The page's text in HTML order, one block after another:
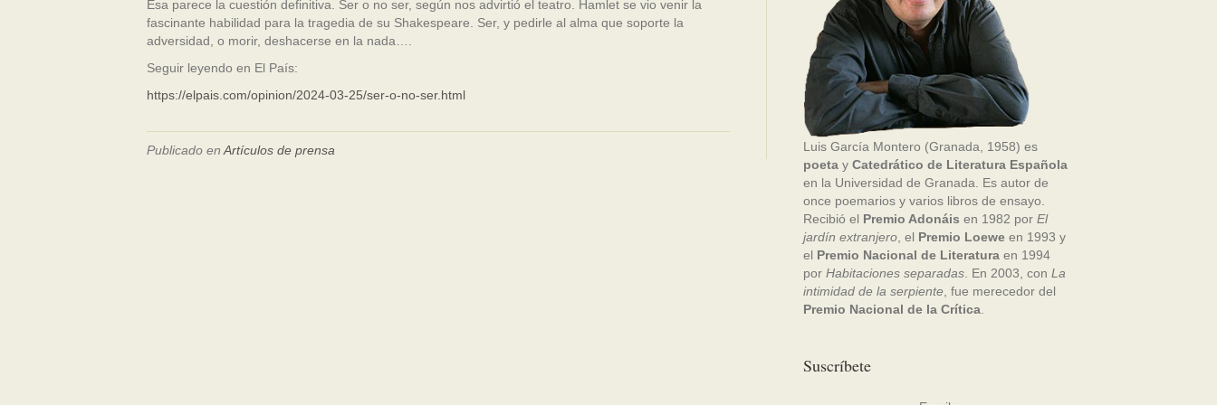
Esa parece la cuestión definitiva. Ser o no ser, según nos advirtió el teatro. Hamlet se vio venir la
fascinante habilidad para la tragedia de su Shakespeare. Ser, y pedirle al alma que soporte la
adversidad, o morir, deshacerse en la nada….
Seguir leyendo en El País:
https://elpais.com/opinion/2024-03-25/ser-o-no-ser.html
Publicado en Artículos de prensa
Luis García Montero (Granada, 1958) es
poeta y Catedrático de Literatura Española
en la Universidad de Granada. Es autor de
once poemarios y varios libros de ensayo.
Recibió el Premio Adonáis en 1982 por El
jardín extranjero , el Premio Loewe en 1993 y
el Premio Nacional de Literatura en 1994
por Habitaciones separadas . En 2003, con La
intimidad de la serpiente , fue merecedor del
Premio Nacional de la Crítica
Suscríbete